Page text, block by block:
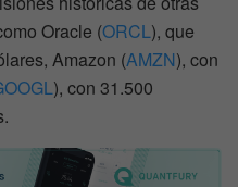
Oracle (ORCL), que
Amazon (AMZN), con
), con 31.500